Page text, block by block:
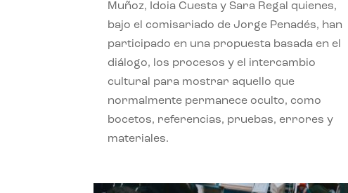
Muñoz, Idoia Cuesta y Sara Regal quienes,
bajo el comisariado de Jorge Penadés, han
participado en una propuesta basada en el
diálogo, los procesos y el intercambio
cultural para mostrar aquello que
normalmente permanece oculto, como
bocetos, referencias, pruebas, errores y
materiales.